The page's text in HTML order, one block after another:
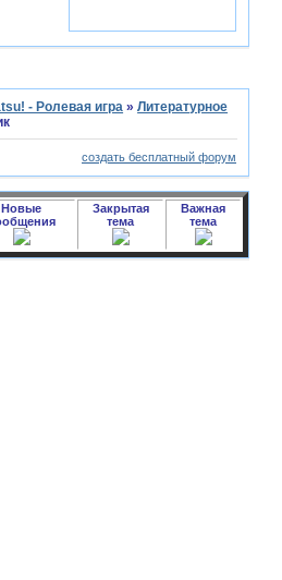
- Ролевая игра »Литературное
создать бесплатный форум
Новые
Закрытая
тема
Важная
тема